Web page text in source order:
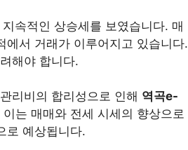
속적인 상승세를 보였습니다. 매
서 거래가 이루어지고 있습니다.
해야 합니다.
리비의 합리성으로 인해 역곡e-
는 매매와 전세 시세의 향상으로
로 예상됩니다.